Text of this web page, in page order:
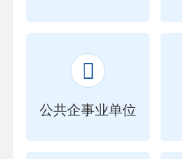

公共企事业单位